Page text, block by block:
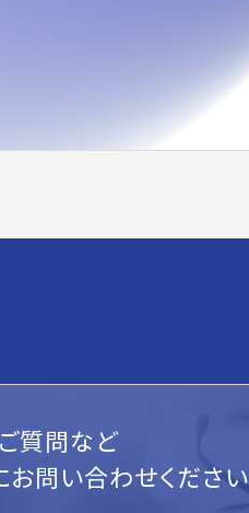
質問など
お問い合わせください